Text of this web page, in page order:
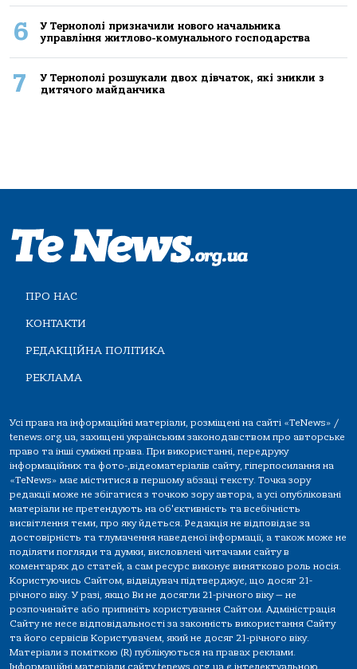
6
У Тернополі призначили нового начальника
управління житлово-комунального господарства
7
У Тернополі розшукали двох дівчаток, які зникли з
дитячого майданчика
ПРО НАС
КОНТАКТИ
РЕДАКЦІЙНА ПОЛІТИКА
РЕКЛАМА
Усі права на інформаційні матеріали, розміщені на сайті «TeNews» /
tenews.org.ua, захищені українським законодавством про авторське
право та інші суміжні права. При використанні, передруку
інформаційних та фото-,відеоматеріалів сайту, гіперпосилання на
«TeNews» має міститися в першому абзаці тексту. Точка зору
редакції може не збігатися з точкою зору автора, а усі опубліковані
матеріали не претендують на об'єктивність та всебічність
висвітлення теми, про яку йдеться. Редакція не відповідає за
достовірність та тлумачення наведеної інформації, а також може не
поділяти погляди та думки, висловлені читачами сайту в
коментарях до статей, а сам ресурс виконує винятково роль носія.
Користуючись Сайтом, відвідувач підтверджує, що досяг 21-
річного віку. У разі, якщо Ви не досягли 21-річного віку — не
розпочинайте або припиніть користування Сайтом. Адміністрація
Сайту не несе відповідальності за законність використання Сайту
та його сервісів Користувачем, який не досяг 21-річного віку.
Матеріали з поміткою (R) публікуються на правах реклами.
Інформаційні матеріали сайту tenews.org.ua є інтелектуальною